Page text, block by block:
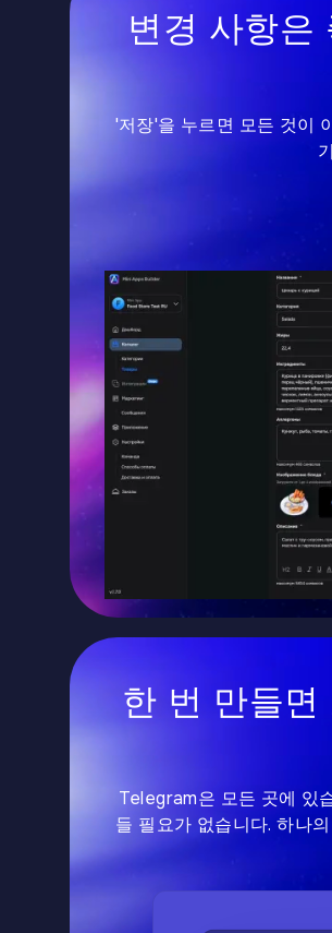
변경 사항은
'저장'을 누르면 모든 것이
한 번 만들
Telegram은 모든 곳에 있
들 필요가 없습니다. 하나